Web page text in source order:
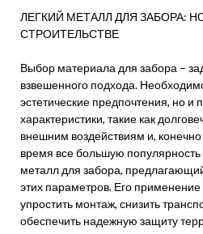
ЛЕГКИЙ МЕТАЛЛ ДЛЯ ЗАБОРА:
СТРОИТЕЛЬСТВЕ
Выбор материала для забора –
взвешенного подхода.
эстетические предпочтения, но и
характеристики, такие как
внешним воздействиям и,
время все большую популярность
металл для забора,
этих параметров. Его применение
упростить монтаж, снизить
обеспечить надежную защиту